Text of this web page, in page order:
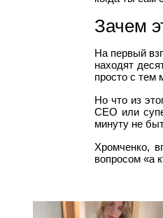
Зачем
На первый
находят
просто с тем
Но что из
CEO или
минуту не
Хромченко,
вопросом «а